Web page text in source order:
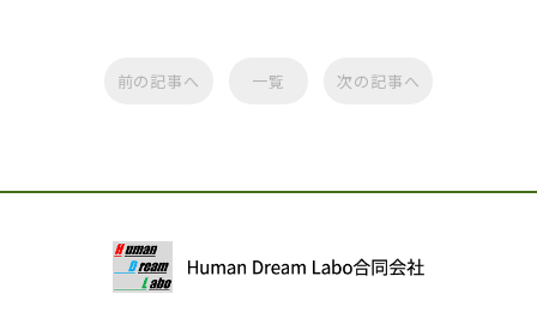
前の記事へ 一覧 次の記事へ